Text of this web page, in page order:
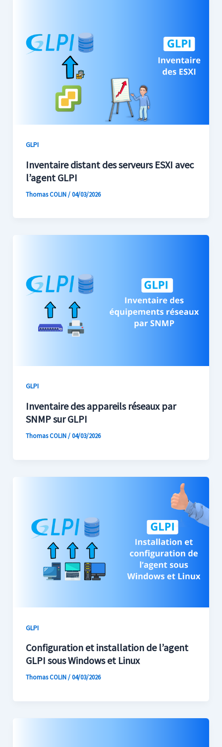
GLPI
Inventaire distant des serveurs ESXI avec
l’agent GLPI
Thomas COLIN/04/03/2026
GLPI
Inventaire des appareils réseaux par
SNMP sur GLPI
Thomas COLIN/04/03/2026
GLPI
Configuration et installation de l’agent
GLPI sous Windows et Linux
Thomas COLIN/04/03/2026